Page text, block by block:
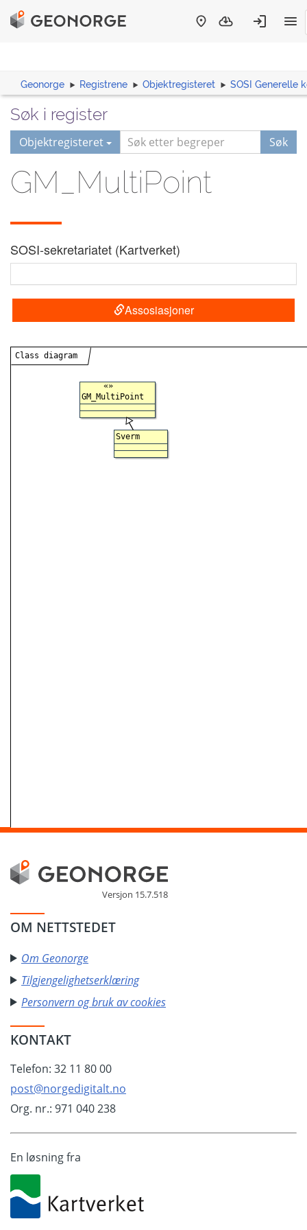
Geonorge Registrene Objektregisteret SOSI Generelle
Søk i register
Objektregisteret Søk
GM_MultiPoint
SOSI-sekretariatet (Kartverket)
Assosiasjoner